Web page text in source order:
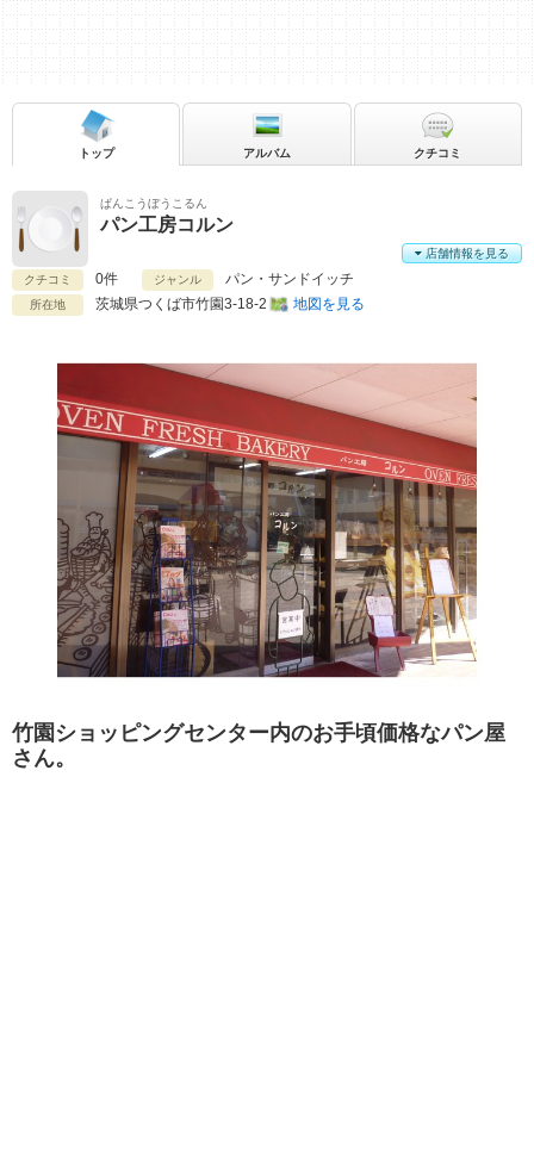
ぱんこうぼうこるん
パン工房コルン
クチコミ 0件 ジャンル パン・サンドイッチ
所在地 茨城県つくば市竹園3-18-2 地図を見る
店舗情報を見る
トップ アルバム クチコミ
竹園ショッピングセンター内のお手頃価格なパン屋
さん。